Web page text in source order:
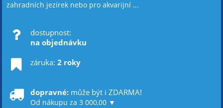
zahradních jezírek nebo pro akvarijní ...
dostupnost:
na objednávku
záruka: 2 roky
dopravné: může být i ZDARMA!
Od nákupu za 3 000,00 ▼